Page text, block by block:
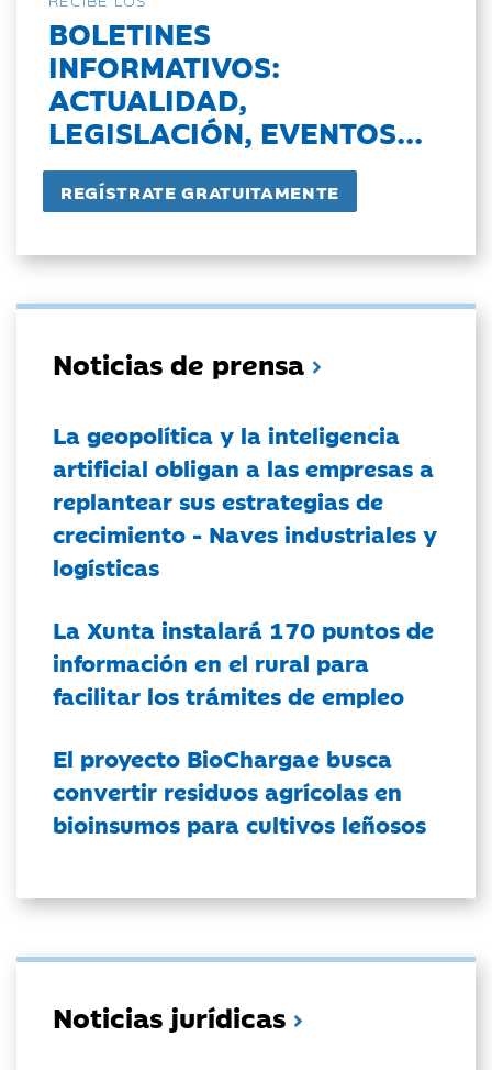
BOLETINES
INFORMATIVOS:
ACTUALIDAD,
LEGISLACIÓN, EVENTOS...
Noticias de prensa
La geopolítica y la inteligencia
artificial obligan a las empresas a
replantear sus estrategias de
crecimiento - Naves industriales y
logísticas
La Xunta instalará 170 puntos de
información en el rural para
facilitar los trámites de empleo
El proyecto BioChargae busca
convertir residuos agrícolas en
bioinsumos para cultivos leñosos
Noticias jurídicas